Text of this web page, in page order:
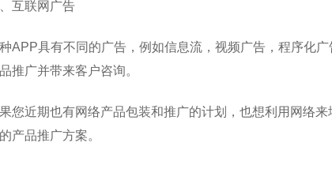
互联网广告
APP具有不同的广告，例如信息流，视频广告，程序化
推广并带来客户咨询。
您近期也有网络产品包装和推广的计划，也想利用网络
产品推广方案。